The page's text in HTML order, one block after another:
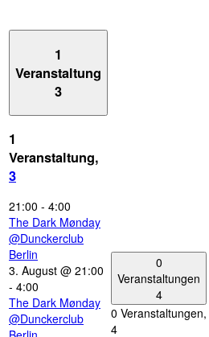
1
Veranstaltung
3
1
Veranstaltung,
3
21:00 - 4:00
The Dark Mønday
@Dunckerclub
Berlin
3. August @ 21:00
- 4:00
The Dark Mønday
@Dunckerclub
0
Veranstaltungen
4
0 Veranstaltungen,
4